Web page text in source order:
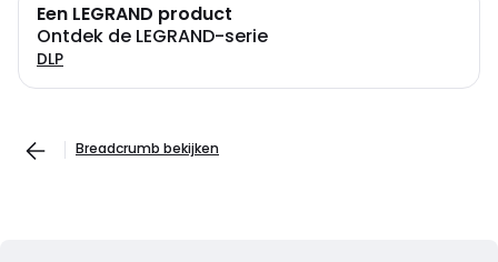
Een LEGRAND product
Ontdek de LEGRAND-serie
DLP
Breadcrumb bekijken